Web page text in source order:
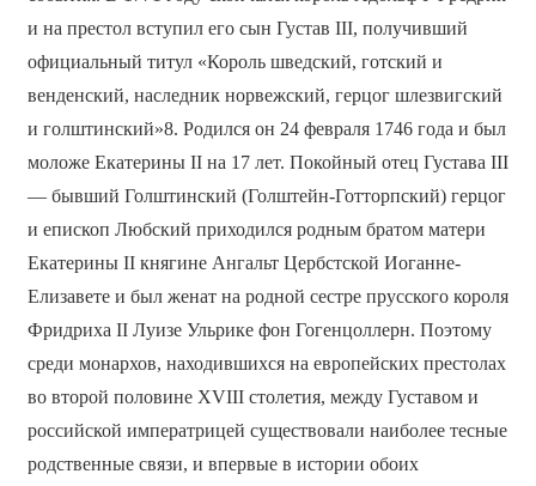
и на престол вступил его сын Густав III, получивший
официальный титул «Король шведский, готский и
венденский, наследник норвежский, герцог шлезвигский
и голштинский»8. Родился он 24 февраля 1746 года и был
моложе Екатерины II на 17 лет. Покойный отец Густава III
— бывший Голштинский (Голштейн-Готторпский) герцог
и епископ Любский приходился родным братом матери
Екатерины II княгине Ангальт Цербстской Иоганне-
Елизавете и был женат на родной сестре прусского короля
Фридриха II Луизе Ульрике фон Гогенцоллерн. Поэтому
среди монархов, находившихся на европейских престолах
во второй половине XVIII столетия, между Густавом и
российской императрицей существовали наиболее тесные
родственные связи, и впервые в истории обоих